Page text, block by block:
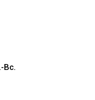
Вc.